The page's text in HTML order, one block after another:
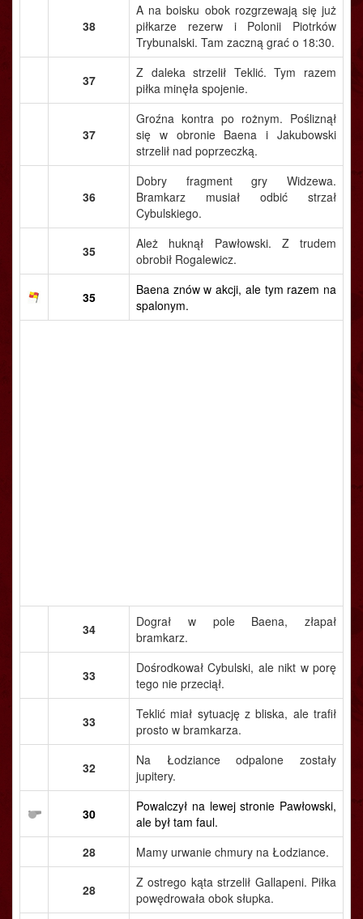
38
A na boisku obok rozgrzewają się już
piłkarze rezerw i Polonii Piotrków
Trybunalski. Tam zaczną grać o 18:30.
37
Z daleka strzelił Teklić. Tym razem
piłka minęła spojenie.
37
Groźna kontra po rożnym. Pośliznął
się w obronie Baena i Jakubowski
strzelił nad poprzeczką.
36
Dobry fragment gry Widzewa.
Bramkarz musiał odbić strzał
Cybulskiego.
35
Ależ huknął Pawłowski. Z trudem
obrobił Rogalewicz.
35
Baena znów w akcji, ale tym razem na
spalonym.
34
Dograł w pole Baena, złapał
bramkarz.
33
Dośrodkował Cybulski, ale nikt w porę
tego nie przeciął.
33
Teklić miał sytuację z bliska, ale trafił
prosto w bramkarza.
32
Na Łodziance odpalone zostały
jupitery.
30
Powalczył na lewej stronie Pawłowski,
ale był tam faul.
28
Mamy urwanie chmury na Łodziance.
28
Z ostrego kąta strzelił Gallapeni. Piłka
powędrowała obok słupka.